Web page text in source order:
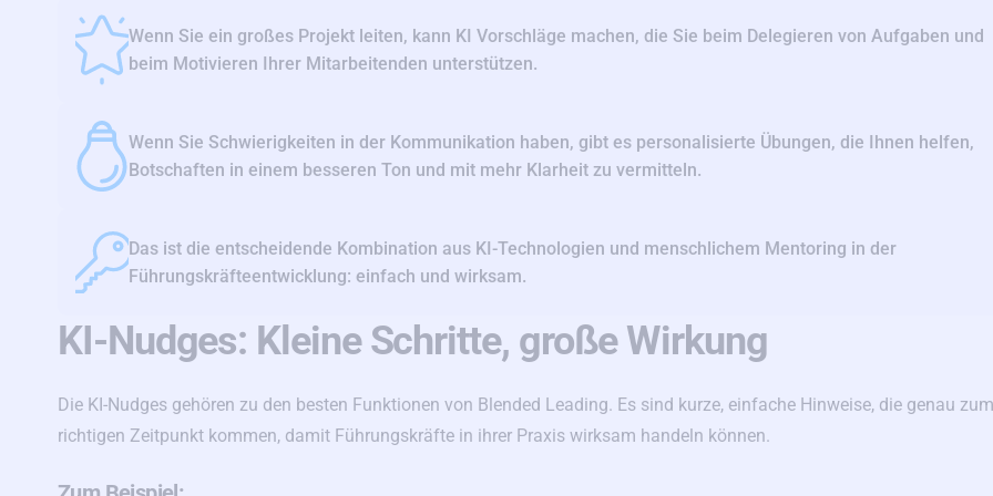
Wenn Sie ein großes Projekt leiten, kann KI Vorschläge machen, die Sie beim Delegieren von Aufgaben und
beim Motivieren Ihrer Mitarbeitenden unterstützen.
Wenn Sie Schwierigkeiten in der Kommunikation haben, gibt es personalisierte Übungen, die Ihnen helfen,
Botschaften in einem besseren Ton und mit mehr Klarheit zu vermitteln.
Das ist die entscheidende Kombination aus KI-Technologien und menschlichem Mentoring in der
Führungskräfteentwicklung: einfach und wirksam.
KI-Nudges: Kleine Schritte, große Wirkung
Die KI-Nudges gehören zu den besten Funktionen von Blended Leading. Es sind kurze, einfache Hinweise, die genau zum
richtigen Zeitpunkt kommen, damit Führungskräfte in ihrer Praxis wirksam handeln können.